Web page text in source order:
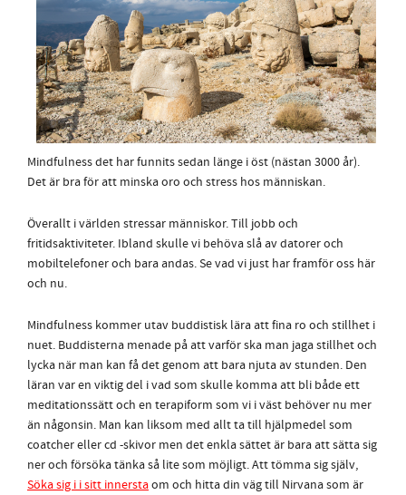
Mindfulness det har funnits sedan länge i öst (nästan 3000 år).
Det är bra för att minska oro och stress hos människan.
Överallt i världen stressar människor. Till jobb och
fritidsaktiviteter. Ibland skulle vi behöva slå av datorer och
mobiltelefoner och bara andas. Se vad vi just har framför oss här
och nu.
Mindfulness kommer utav buddistisk lära att fina ro och stillhet i
nuet. Buddisterna menade på att varför ska man jaga stillhet och
lycka när man kan få det genom att bara njuta av stunden. Den
läran var en viktig del i vad som skulle komma att bli både ett
meditationssätt och en terapiform som vi i väst behöver nu mer
än någonsin. Man kan liksom med allt ta till hjälpmedel som
coatcher eller cd -skivor men det enkla sättet är bara att sätta sig
ner och försöka tänka så lite som möjligt. Att tömma sig själv,
Söka sig i i sitt innerstaom och hitta din väg till Nirvana som är